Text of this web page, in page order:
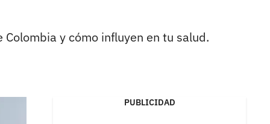
y cómo influyen en tu salud.
PUBLICIDAD